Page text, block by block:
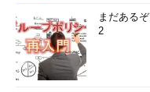
まだある
2